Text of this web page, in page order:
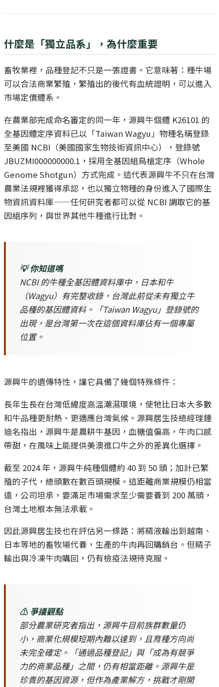
什麼是「獨立品系」，為什麼重要
畜牧業裡，品種登記不只是一張證書。它意味著：種牛場
可以合法商業繁殖，繁殖出的後代有血統證明，可以進入
市場定價體系。
在農業部完成命名審定的同一年，源興牛個體 K26101 的
全基因體定序資料已以「Taiwan Wagyu」物種名稱登錄
至美國 NCBI（美國國家生物技術資訊中心），登錄號
JBUZMI000000000.1，採用全基因組鳥槍定序（Whole
Genome Shotgun）方式完成。這代表源興牛不只在台灣
農業法規裡獲得承認，也以獨立物種的身份進入了國際生
物資訊資料庫——任何研究者都可以從 NCBI 調取它的基
因組序列，與世界其他牛種進行比對。
💡 你知道嗎
NCBI 的牛種全基因體資料庫中，日本和牛
（Wagyu）有完整收錄，台灣此前從未有獨立牛
品種的基因體資料。「Taiwan Wagyu」登錄號的
出現，是台灣第一次在這個資料庫佔有一個專屬
位置。
源興牛的遺傳特性，讓它具備了幾個特殊條件：
長年生長在台灣低緯度高溫潮濕環境，使牠比日本大多數
和牛品種更耐熱、更適應台灣氣候。源興居生技總經理鍾
迪名指出，源興牛是農耕牛基因，血糖值偏高，牛肉口感
帶甜，在風味上能提供美澳進口牛之外的差異化選擇。
截至 2024 年，源興牛純種個體約 40 到 50 頭；加計已繁
殖的子代，總頭數在數百頭規模。這距離商業規模仍相當
遠，公司坦承，要滿足市場需求至少需要養到 200 萬頭，
台灣土地根本無法承載。
因此源興居生技也在評估另一條路：將精液輸出到越南、
日本等地的畜牧場代養，生產的牛肉再回購銷台。但精子
輸出與冷凍牛肉購回，仍有檢疫法規待克服。
⚠️ 爭議觀點
部分農業研究者指出，源興牛目前族群數量仍
小，商業化規模短期內難以達到，且育種方向尚
未完全確定。「通過品種登記」與「成為有競爭
力的商業品種」之間，仍有相當距離。源興牛是
珍貴的基因資源，但作為產業解方，挑戰才剛開